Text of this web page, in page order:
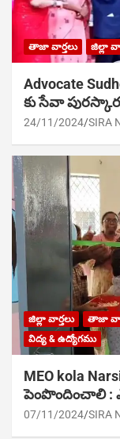
తాజా వార్తలు జిల్లా
Advocate
కు సేవా
24/11/2024 SIRA
జిల్లా వార్తలు తాజా
విద్య & ఉద్యోగము
MEO kola
పెంపొందించాలి :
07/11/2024 SIRA